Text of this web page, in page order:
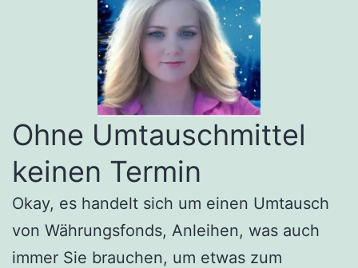
Ohne Umtauschmittel
keinen Termin
Okay, es handelt sich um einen Umtausch
von Währungsfonds, Anleihen, was auch
immer Sie brauchen, um etwas zum